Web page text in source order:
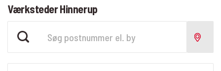
Værksteder Hinnerup